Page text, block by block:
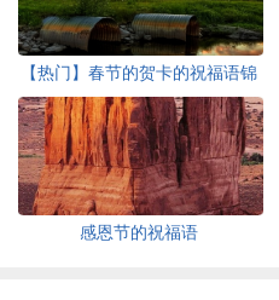
【热门】春节的贺卡的祝福语锦
集七篇
感恩节的祝福语